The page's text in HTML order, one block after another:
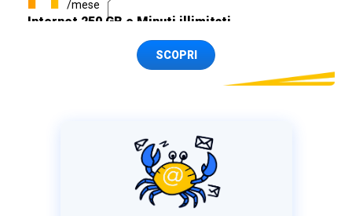
/mese
Internet 250 GB e Minuti illimitati
Spedizione SIM GRATISSCOPRI